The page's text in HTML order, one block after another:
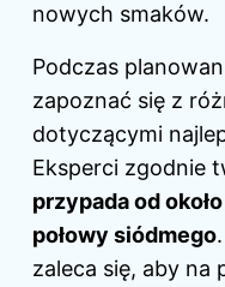
nowych smaków.
Podczas
zapoznać się z
dotyczącymi
Eksperci zgodnie
przypada od
połowy siódmego
zaleca się, aby na